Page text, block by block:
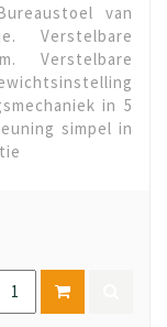
van
Verstelbare
Verstelbare
in 5
simpel in